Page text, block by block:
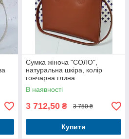
Сумка жіноча "СОЛО",
натуральна шкіра, колір
гончарна глина
В наявності
3 712,50 ₴ 3 750 ₴
Купити